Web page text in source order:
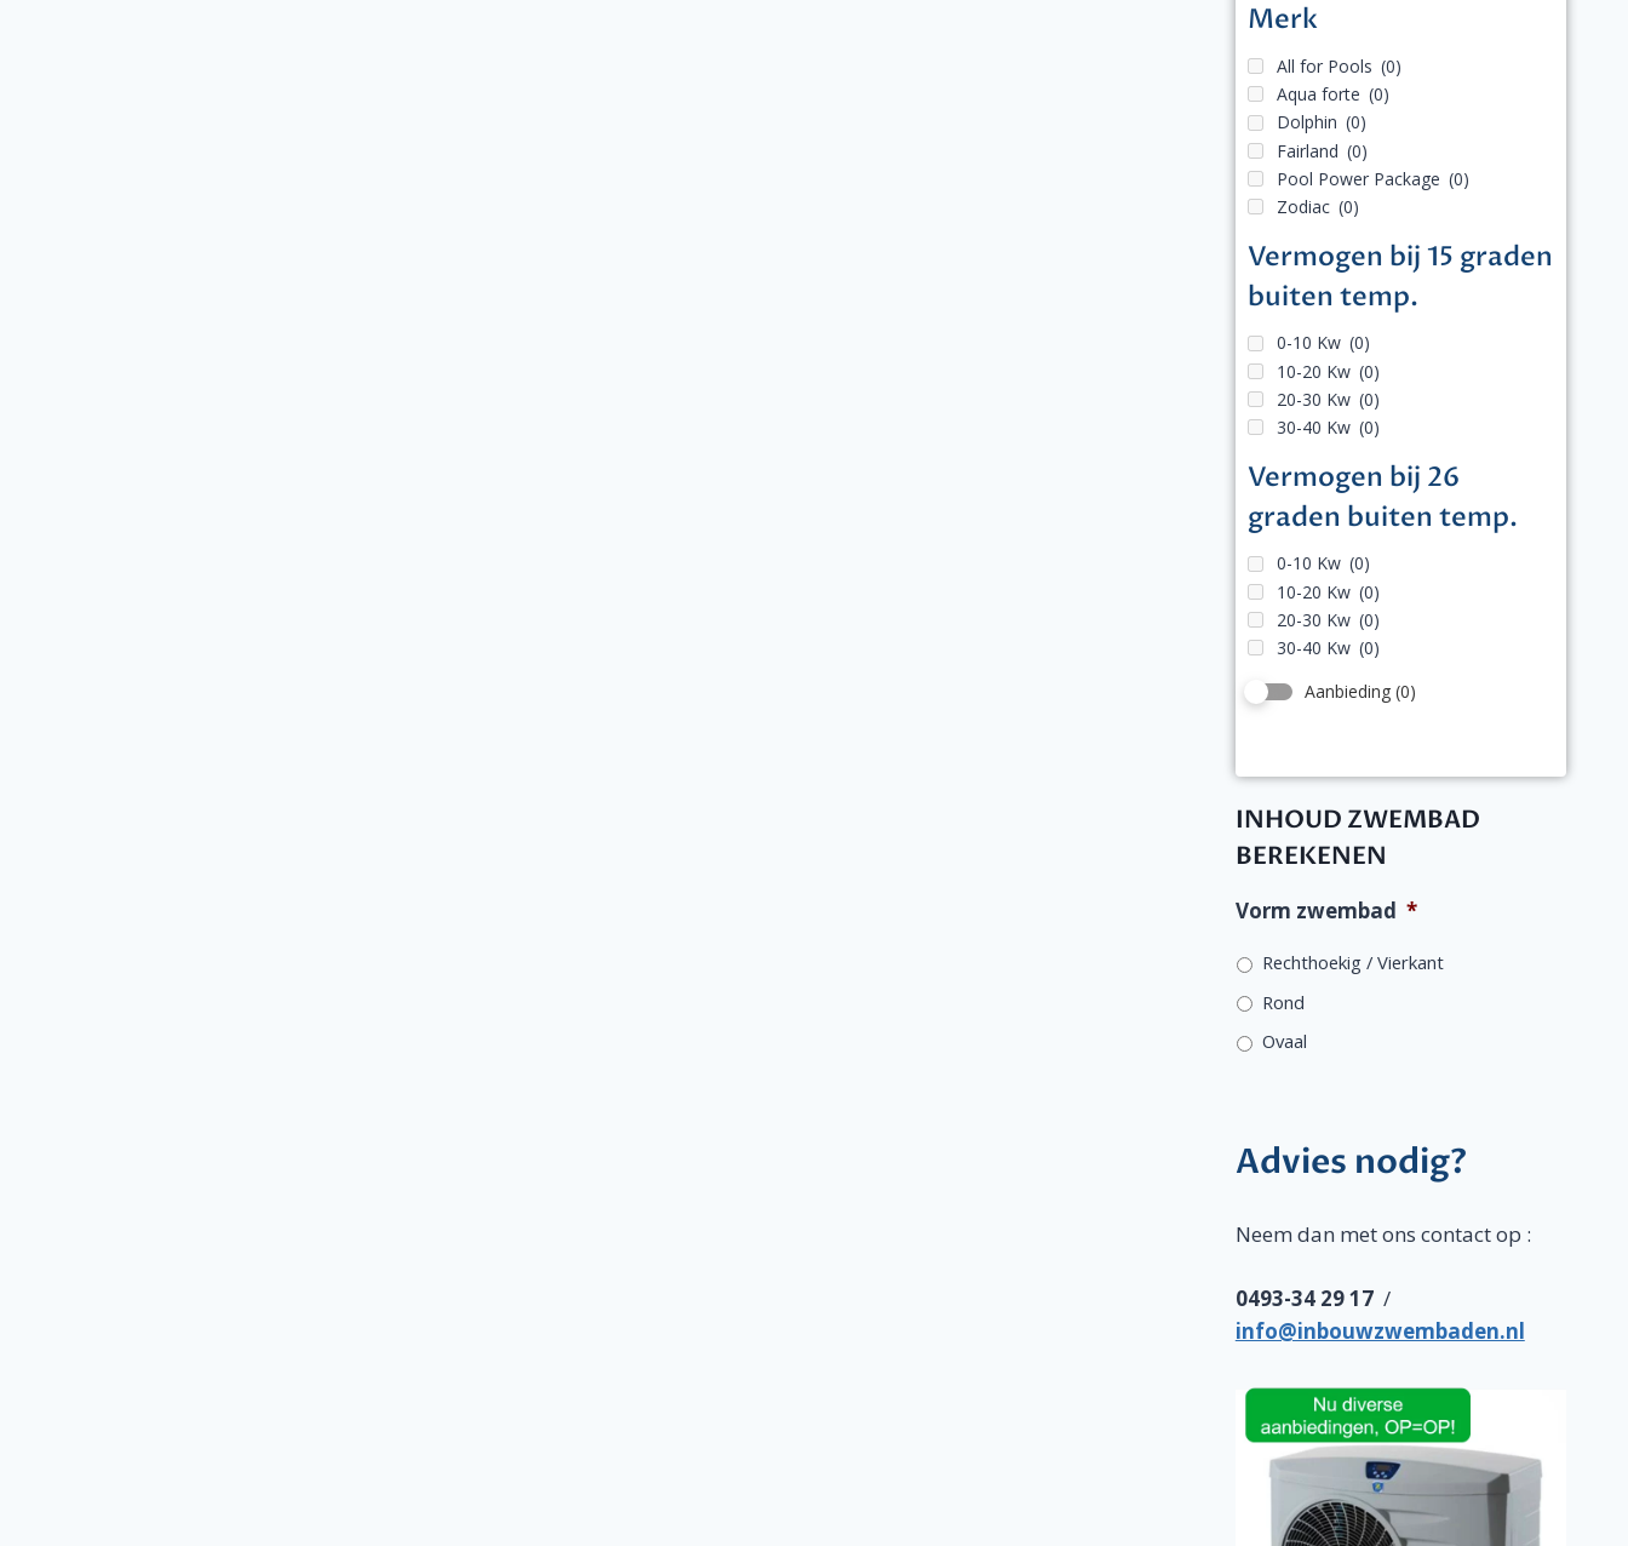
Merk
All for Pools (0)
Aqua forte (0)
Dolphin (0)
Fairland (0)
Pool Power Package (0)
Zodiac (0)
Vermogen bij 15 graden
buiten temp.
0-10 Kw (0)
10-20 Kw (0)
20-30 Kw (0)
30-40 Kw (0)
Vermogen bij 26
graden buiten temp.
0-10 Kw (0)
10-20 Kw (0)
20-30 Kw (0)
30-40 Kw (0)
Aanbieding (0)
INHOUD ZWEMBAD
BEREKENEN
Vorm zwembad *
Rechthoekig / Vierkant
Rond
Ovaal
Advies nodig?
Neem dan met ons contact op :
0493-34 29 17/
info@inbouwzwembaden.nl